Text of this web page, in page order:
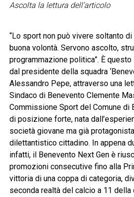
Ascolta la lettura dell'articolo
“Lo sport non può vivere soltanto
buona volontà. Servono ascolto,
programmazione politica”. È
dal presidente della squadra
Alessandro Pepe, attraverso una
Sindaco di Benevento Clemente
Commissione Sport del Comune di
di posizione forte, nata
società giovane ma già
dilettantistico cittadino. In appena
infatti, il Benevento Next Gen è
promozioni consecutive fino alla
vittoria di una coppa di categoria,
seconda realtà del calcio a 11 della